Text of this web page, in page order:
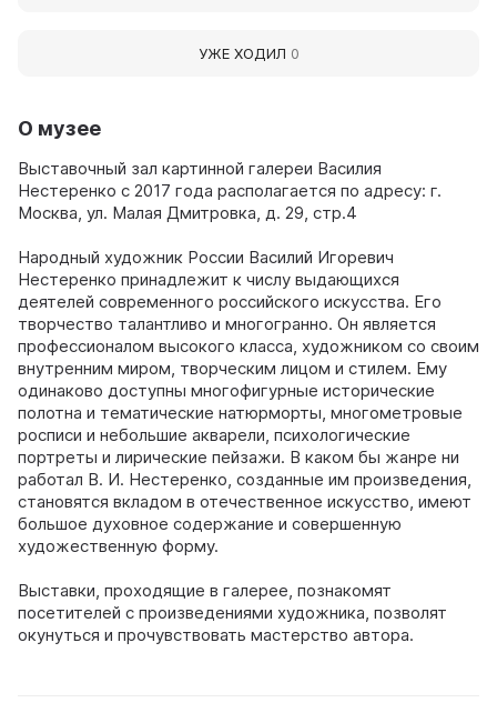
О музее
Выставочный зал картинной галереи Василия
Нестеренко с 2017 года располагается по адресу: г.
Москва, ул. Малая Дмитровка, д. 29, стр.4
Народный художник России Василий Игоревич
Нестеренко принадлежит к числу выдающихся
деятелей современного российского искусства. Его
творчество талантливо и многогранно. Он является
профессионалом высокого класса, художником со своим
внутренним миром, творческим лицом и стилем. Ему
одинаково доступны многофигурные исторические
полотна и тематические натюрморты, многометровые
росписи и небольшие акварели, психологические
портреты и лирические пейзажи. В каком бы жанре ни
работал В. И. Нестеренко, созданные им произведения,
становятся вкладом в отечественное искусство, имеют
большое духовное содержание и совершенную
художественную форму.
Выставки, проходящие в галерее, познакомят
посетителей с произведениями художника, позволят
окунуться и прочувствовать мастерство автора.
УЖЕ ХОДИЛ 0